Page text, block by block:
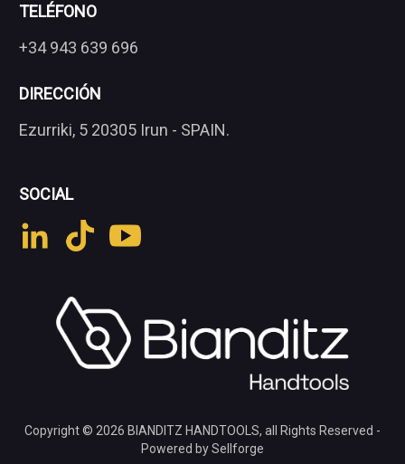
TELÉFONO
+34 943 639 696
DIRECCIÓN
Ezurriki, 5 20305 Irun - SPAIN.
SOCIAL
Copyright © 2026 BIANDITZ HANDTOOLS, all Rights Reserved -
Powered by Sellforge